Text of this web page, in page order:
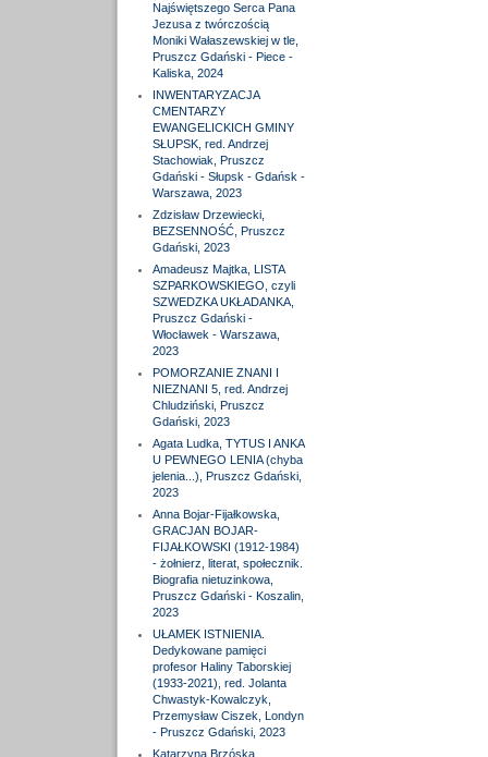
Najświętszego Serca Pana
Jezusa z twórczością
Moniki Wałaszewskiej w tle,
Pruszcz Gdański - Piece -
Kaliska, 2024
INWENTARYZACJA
CMENTARZY
EWANGELICKICH GMINY
SŁUPSK, red. Andrzej
Stachowiak, Pruszcz
Gdański - Słupsk - Gdańsk -
Warszawa, 2023
Zdzisław Drzewiecki,
BEZSENNOŚĆ, Pruszcz
Gdański, 2023
Amadeusz Majtka, LISTA
SZPARKOWSKIEGO, czyli
SZWEDZKA UKŁADANKA,
Pruszcz Gdański -
Włocławek - Warszawa,
2023
POMORZANIE ZNANI I
NIEZNANI 5, red. Andrzej
Chludziński, Pruszcz
Gdański, 2023
Agata Ludka, TYTUS I ANKA
U PEWNEGO LENIA (chyba
jelenia...), Pruszcz Gdański,
2023
Anna Bojar-Fijałkowska,
GRACJAN BOJAR-
FIJAŁKOWSKI (1912-1984)
- żołnierz, literat, społecznik.
Biografia nietuzinkowa,
Pruszcz Gdański - Koszalin,
2023
UŁAMEK ISTNIENIA.
Dedykowane pamięci
profesor Haliny Taborskiej
(1933-2021), red. Jolanta
Chwastyk-Kowalczyk,
Przemysław Ciszek, Londyn
- Pruszcz Gdański, 2023
Katarzyna Brzóska,